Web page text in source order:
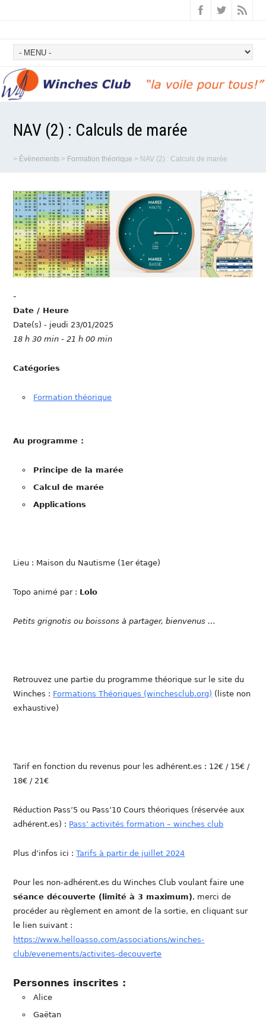
NAV (2) : Calculs de marée
> Évènements > Formation théorique > NAV (2) : Calculs de marée
-
Date / Heure
Date(s) - jeudi 23/01/2025
18 h 30 min - 21 h 00 min
Catégories
Formation théorique
Au programme :
Principe de la marée
Calcul de marée
Applications
Lieu : Maison du Nautisme (1er étage)
Topo animé par : Lolo
Petits grignotis ou boissons à partager, bienvenus …
Retrouvez une partie du programme théorique sur le site du
Winches : Formations Théoriques (winchesclub.org) (liste non
exhaustive)
Tarif en fonction du revenus pour les adhérent.es : 12€ / 15€ /
18€ / 21€
Réduction Pass’5 ou Pass’10 Cours théoriques (réservée aux
adhérent.es) : Pass’ activités formation – winches club
Plus d’infos ici :Tarifs à partir de juillet 2024
Pour les non-adhérent.es du Winches Club voulant faire une
séance découverte (limité à 3 maximum), merci de
procéder au règlement en amont de la sortie, en cliquant sur
le lien suivant :
https://www.helloasso.com/associations/winches-
club/evenements/activites-decouverte
Personnes inscrites :
Alice
Gaëtan